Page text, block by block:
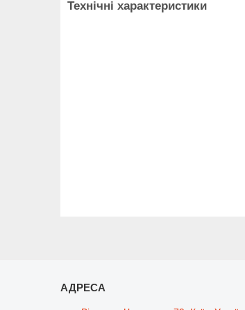
Технічні характеристики